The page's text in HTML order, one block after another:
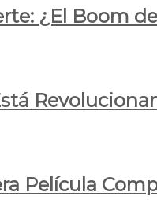
¿El Boom
Película